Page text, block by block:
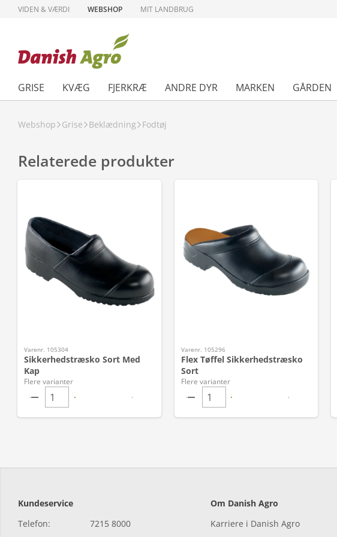
VIDEN & VÆRDI WEBSHOP MIT LANDBRUG
GRISE KVÆG FJERKRÆ ANDRE DYR MARKEN GÅRDEN
Webshop Grise Beklædning Fodtøj
Relaterede produkter
Varenr. 105304
Sikkerhedstræsko Sort Med
Kap
Flere varianter
Varenr. 105296
Flex Tøffel Sikkerhedstræsko
Sort
Flere varianter
Kundeservice
Telefon:
7215 8000
Om Danish Agro
Karriere i Danish Agro